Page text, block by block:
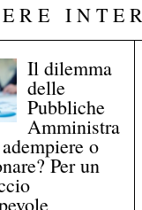
Il dilemma
delle
Pubbliche
Amministra
o
Per un